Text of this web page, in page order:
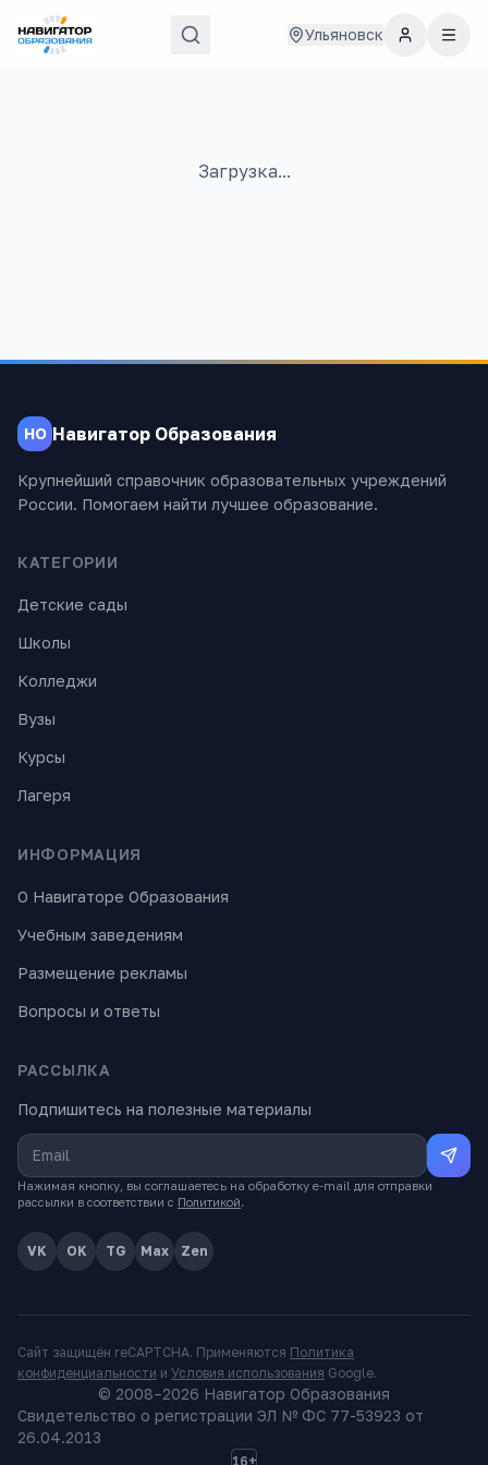
Ульяновск
Загрузка...
НО Навигатор Образования
Крупнейший справочник образовательных учреждений
России. Помогаем найти лучшее образование.
КАТЕГОРИИ
Детские сады
Школы
Колледжи
Вузы
Курсы
Лагеря
ИНФОРМАЦИЯ
О Навигаторе Образования
Учебным заведениям
Размещение рекламы
Вопросы и ответы
РАССЫЛКА
Подпишитесь на полезные материалы
Нажимая кнопку, вы соглашаетесь на обработку e-mail для отправки
рассылки в соответствии с Политикой.
VK OK TG Max Zen
Сайт защищён reCAPTCHA. Применяются Политика
конфиденциальности и Условия использования Google.
© 2008–2026 Навигатор Образования
Свидетельство о регистрации ЭЛ № ФС 77-53923 от
26.04.2013
16+